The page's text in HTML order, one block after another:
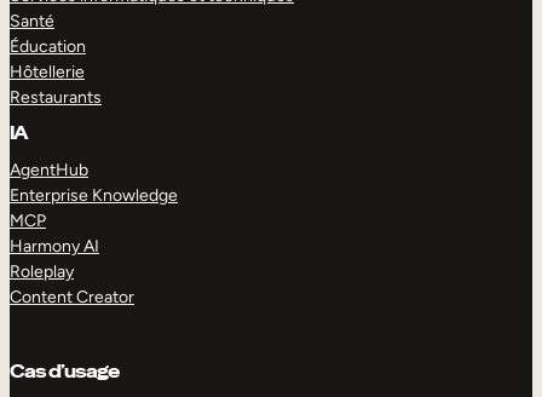
Santé
Éducation
Hôtellerie
Restaurants
IA
AgentHub
Enterprise Knowledge
MCP
Harmony AI
Roleplay
Content Creator
Cas d’usage